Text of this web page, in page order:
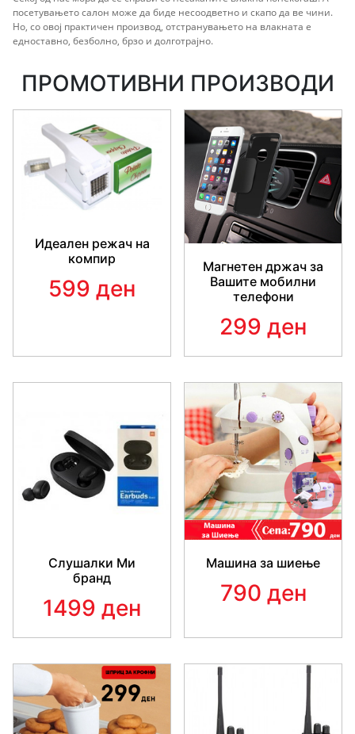
посетувањето салон може да биде несоодветно и скапо да ве чини.
Но, со овој практичен производ, отстранувањето на влакната е
едноставно, безболно, брзо и долготрајно.
ПРОМОТИВНИ ПРОИЗВОДИ
Идеален режач на
компир
599 ден
Магнетен држач за
Вашите мобилни
телефони
299 ден
Слушалки Ми
бранд
1499 ден
Машина за шиење
790 ден